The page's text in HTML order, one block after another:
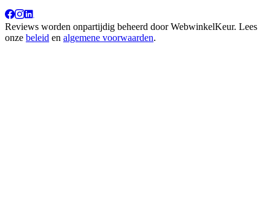
Reviews worden onpartijdig beheerd doorWebwinkelKeur. Lees
onze beleid en algemene voorwaarden.